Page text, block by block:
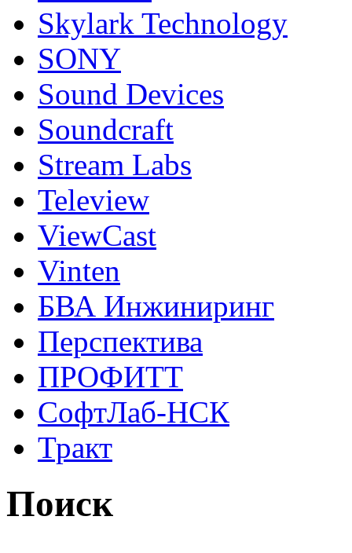
Skylark Technology
SONY
Sound Devices
Soundcraft
Stream Labs
Teleview
ViewCast
Vinten
БВА Инжиниринг
Перспектива
ПРОФИТТ
СофтЛаб-НСК
Тракт
Поиск